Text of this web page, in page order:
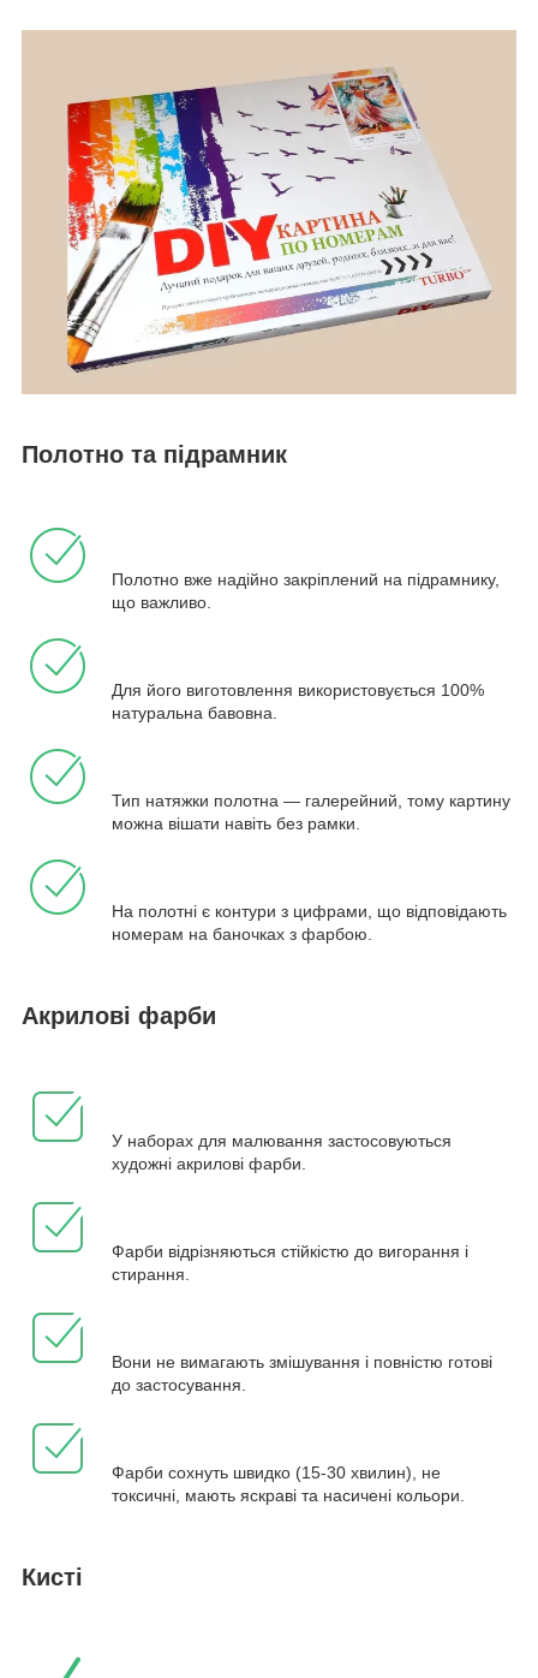
Полотно та підрамник
Полотно вже надійно закріплений на підрамнику,
що важливо.
Для його виготовлення використовується 100%
натуральна бавовна.
Тип натяжки полотна — галерейний, тому картину
можна вішати навіть без рамки.
На полотні є контури з цифрами, що відповідають
номерам на баночках з фарбою.
Акрилові фарби
У наборах для малювання застосовуються
художні акрилові фарби.
Фарби відрізняються стійкістю до вигорання і
стирання.
Вони не вимагають змішування і повністю готові
до застосування.
Фарби сохнуть швидко (15-30 хвилин), не
токсичні, мають яскраві та насичені кольори.
Кисті